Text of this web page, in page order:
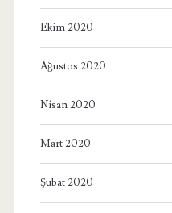
Ekim 2020
Ağustos 2020
Nisan 2020
Mart 2020
Şubat 2020